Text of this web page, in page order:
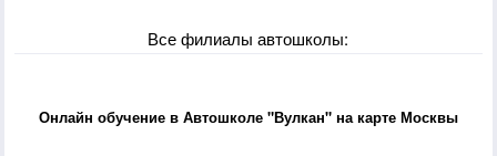
Все филиалы автошколы:
Онлайн обучение в Автошколе "Вулкан" на карте Москвы